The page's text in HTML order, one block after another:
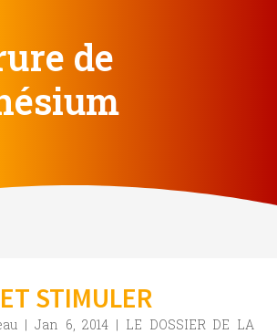
de
STIMULER
| Jan 6, 2014 | LE DOSSIER DE LA